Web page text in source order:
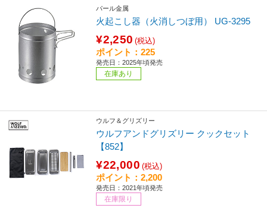
パール金属
火起こし器（火消しつぼ用） UG-3295
¥2,250 (税込)
ポイント：225
発売日：2025年頃発売
在庫あり
ウルフ＆グリズリー
ウルフアンドグリズリー クックセット
【852】
¥22,000 (税込)
ポイント：2,200
発売日：2021年頃発売
在庫限り